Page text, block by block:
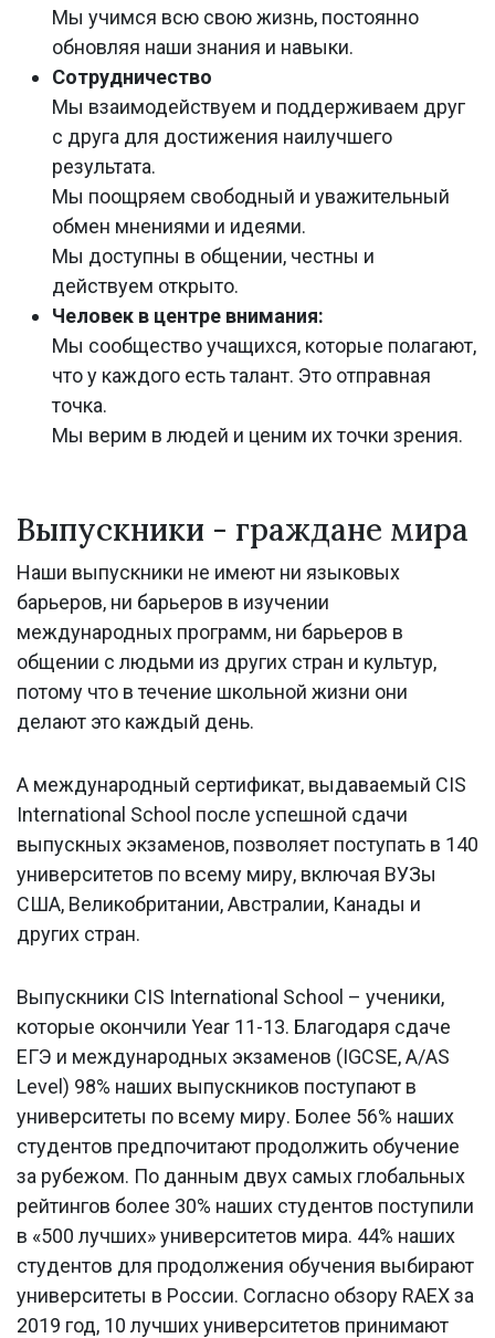
Мы учимся всю свою жизнь, постоянно
обновляя наши знания и навыки.
Сотрудничество
Мы взаимодействуем и поддерживаем друг
с друга для достижения наилучшего
результата.
Мы поощряем свободный и уважительный
обмен мнениями и идеями.
Мы доступны в общении, честны и
действуем открыто.
Человек в центре внимания:
Мы сообщество учащихся, которые полагают,
что у каждого есть талант. Это отправная
точка.
Мы верим в людей и ценим их точки зрения.
Выпускники - граждане мира
Наши выпускники не имеют ни языковых
барьеров, ни барьеров в изучении
международных программ, ни барьеров в
общении с людьми из других стран и культур,
потому что в течение школьной жизни они
делают это каждый день.
А международный сертификат, выдаваемый CIS
International School после успешной сдачи
выпускных экзаменов, позволяет поступать в 140
университетов по всему миру, включая ВУЗы
США, Великобритании, Австралии, Канады и
других стран.
Выпускники CIS International School – ученики,
которые окончили Year 11-13. Благодаря сдаче
ЕГЭ и международных экзаменов (IGCSE, A/AS
Level) 98% наших выпускников поступают в
университеты по всему миру. Более 56% наших
студентов предпочитают продолжить обучение
за рубежом. По данным двух самых глобальных
рейтингов более 30% наших студентов поступили
в «500 лучших» университетов мира. 44% наших
студентов для продолжения обучения выбирают
университеты в России. Согласно обзору RAEX за
2019 год, 10 лучших университетов принимают